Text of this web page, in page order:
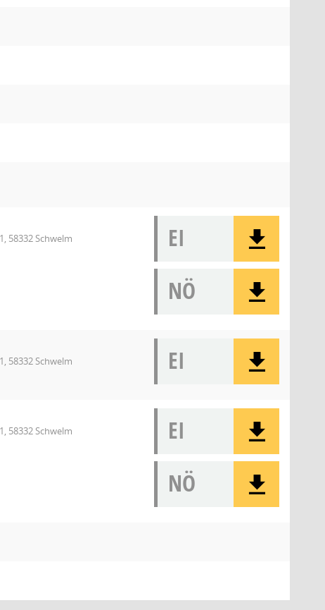
58332 Schwelm
EI
NÖ
58332 Schwelm EI
58332 Schwelm
EI
NÖ